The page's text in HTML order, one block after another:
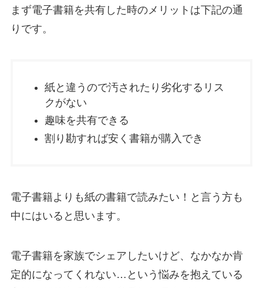
まず電子書籍を共有した時のメリットは下記の通
りです。
紙と違うので汚されたり劣化するリス
クがない
趣味を共有できる
割り勘すれば安く書籍が購入でき
電子書籍よりも紙の書籍で読みたい！と言う方も
中にはいると思います。
電子書籍を家族でシェアしたいけど、なかなか肯
定的になってくれない…という悩みを抱えている